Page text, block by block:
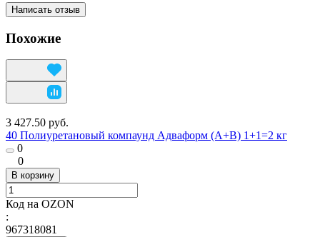
Написать отзыв
Похожие
3 427.50 руб.
40 Полиуретановый компаунд Адваформ (A+B) 1+1=2 кг
0
0
В корзину
Код на OZON
:
967318081